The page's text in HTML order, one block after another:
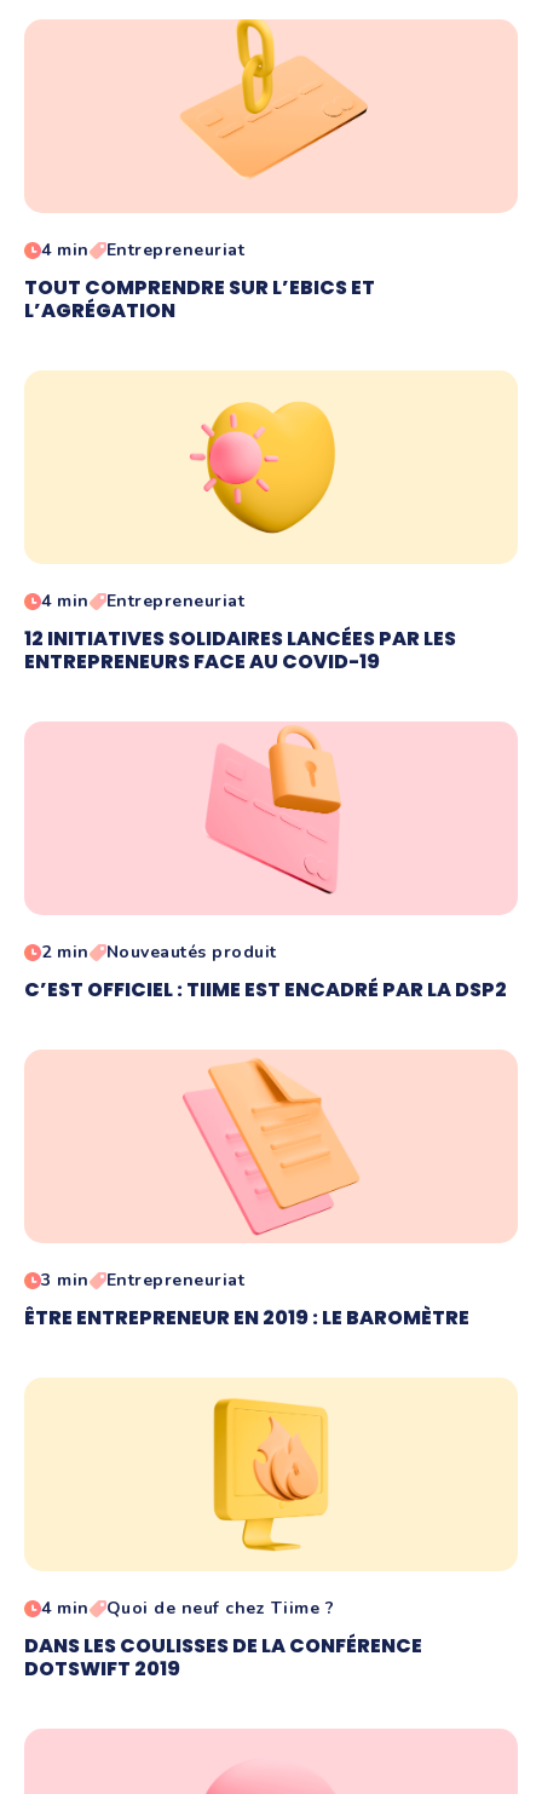
4 min Entrepreneuriat
TOUT COMPRENDRE SUR L’EBICS ET
L’AGRÉGATION
4 min Entrepreneuriat
12 INITIATIVES SOLIDAIRES LANCÉES PAR LES
ENTREPRENEURS FACE AU COVID-19
2 min Nouveautés produit
C’EST OFFICIEL : TIIME EST ENCADRÉ PAR LA DSP2
3 min Entrepreneuriat
ÊTRE ENTREPRENEUR EN 2019 : LE BAROMÈTRE
4 min Quoi de neuf chez Tiime ?
DANS LES COULISSES DE LA CONFÉRENCE
DOTSWIFT 2019